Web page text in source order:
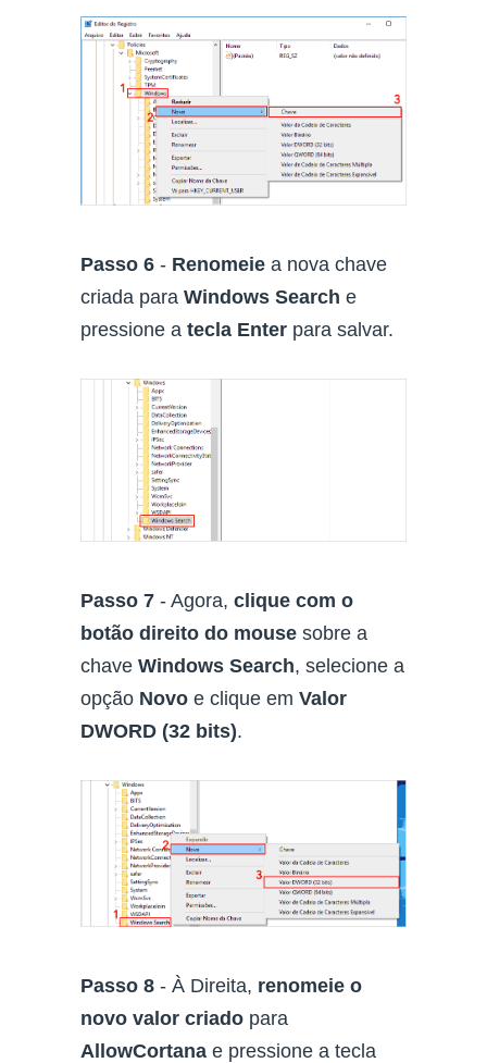
Passo 6 - Renomeie a nova chave
criada para Windows Search e
pressione a tecla Enter para salvar.
Passo 7 - Agora, clique com o
botão direito do mouse sobre a
chave Windows Search, selecione a
opção Novo e clique em Valor
DWORD (32 bits).
Passo 8 - À Direita, renomeie o
novo valor criado para
AllowCortana e pressione a tecla